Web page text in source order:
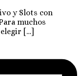
y Slots con
muchos
[…]